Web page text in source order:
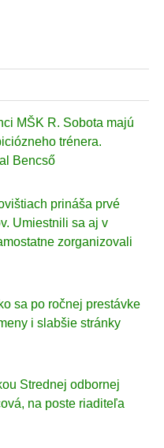
MŠK R. Sobota majú
trénera.
Bencső
prináša prvé
Umiestnili sa aj v
zorganizovali
sa po ročnej prestávke
i slabšie stránky
Strednej odbornej
na poste riaditeľa